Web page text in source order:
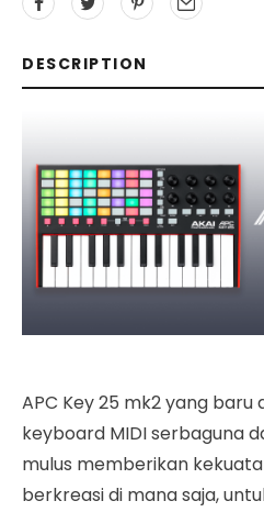
DESCRIPTION
APC Key 25 mk2 yang
keyboard MIDI serbaguna
mulus memberikan
berkreasi di mana saja,